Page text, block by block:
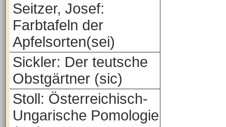
Seitzer, Josef:
Farbtafeln der
Apfelsorten(sei)
Sickler: Der teutsche
Obstgärtner (sic)
Stoll: Österreichisch-
Ungarische Pomologie